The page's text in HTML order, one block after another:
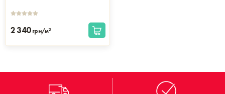
2 340 грн/м2